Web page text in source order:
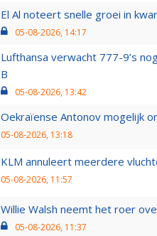
El Al noteert snelle groei in
05-08-2026, 14:17
Lufthansa verwacht 777-9’s
B
05-08-2026, 13:42
Oekraïense Antonov mogelijk
05-08-2026, 13:18
KLM annuleert meerdere
05-08-2026, 11:57
Willie Walsh neemt het roer
05-08-2026, 11:37